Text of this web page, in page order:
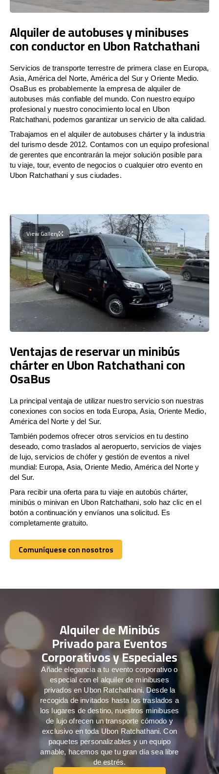
Alquiler de autobuses y minibuses
con conductor en Ubon Ratchathani
Servicios de transporte terrestre de primera clase en Europa,
Asia, América del Norte, América del Sur y Oriente Medio.
OsaBus es probablemente la empresa de alquiler de
autobuses más confiable del mundo. Con nuestro equipo
profesional y nuestro conocimiento local en Ubon
Ratchathani, podemos garantizar un servicio de alta calidad.
Trabajamos en el alquiler de autobuses chárter y la industria
del turismo desde 2012. Contamos con un equipo profesional
de gerentes que encontrarán la mejor solución posible para
tu viaje, tour, evento de negocios o cualquier otro evento en
Ubon Ratchathani y sus ciudades.
View Gallery
Ventajas de reservar un minibús
chárter en Ubon Ratchathani con
OsaBus
La principal ventaja de utilizar nuestro servicio son nuestras
conexiones con socios en toda Europa, Asia, Oriente Medio,
América del Norte y del Sur.
También podemos ofrecer otros servicios en tu destino
deseado, como traslados al aeropuerto, servicios de viajes
de lujo, servicios de chófer y gestión de eventos a nivel
mundial: Europa, Asia, Oriente Medio, América del Norte y
del Sur.
Para recibir una oferta para tu viaje en autobús chárter,
minibús o minivan en Ubon Ratchathani, solo haz clic en el
botón a continuación y envíanos una solicitud. Es
completamente gratuito.
Comuníquese con nosotros
Comuníquese con nosotros
Alquiler de Minibús
Privado para Eventos
Corporativos y Especiales
Añade elegancia a tu evento corporativo o
especial con el alquiler de minibuses
privados en Ubon Ratchathani. Desde la
recogida de invitados hasta los traslados a
los lugares de destino, nuestros minibuses
de lujo ofrecen un transporte cómodo y
exclusivo en toda Ubon Ratchathani. Con
paquetes personalizables y un equipo
amable, hacemos que tu gran día sea libre
de estrés.